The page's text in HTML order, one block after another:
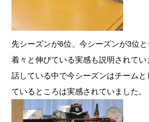
先シーズンが6位、今シーズンが3位
着々と伸びている実感も説明されて
話している中で今シーズンはチーム
ているところは実感されていました。